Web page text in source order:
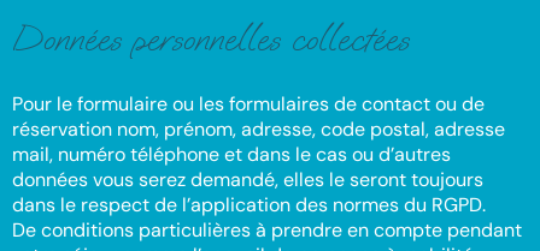
Données personnelles collectées
Pour le formulaire ou les formulaires de contact ou de
réservation nom, prénom, adresse, code postal, adresse
mail, numéro téléphone et dans le cas ou d’autres
données vous serez demandé, elles le seront toujours
dans le respect de l’application des normes du RGPD.
De conditions particulières à prendre en compte pendant